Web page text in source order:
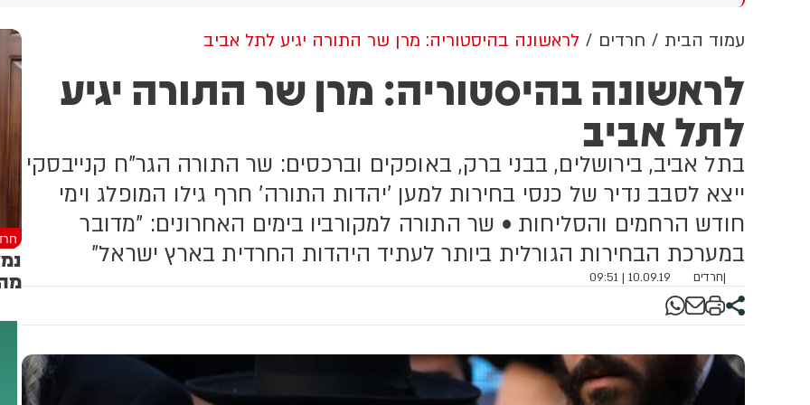
לי על פינוי 1,700 משפחות
עמוד הבית חרדים לראשונה בהיסטוריה: מרן שר התורה יגיע לתל אביב
לראשונה בהיסטוריה: מרן שר התורה יגיע
לתל אביב
בתל אביב, בירושלים, בבני ברק, באופקים וברכסים: שר התורה הגר"ח קנייבסקי
ייצא לסבב נדיר של כנסי בחירות למען 'יהדות התורה' חרף גילו המופלג וימי
חודש הרחמים והסליחות • שר התורה למקורביו בימים האחרונים: "מדובר
במערכת הבחירות הגורלית ביותר לעתיד היהדות החרדית בארץ ישראל"
|חרדים 10.09.19 | 09:51